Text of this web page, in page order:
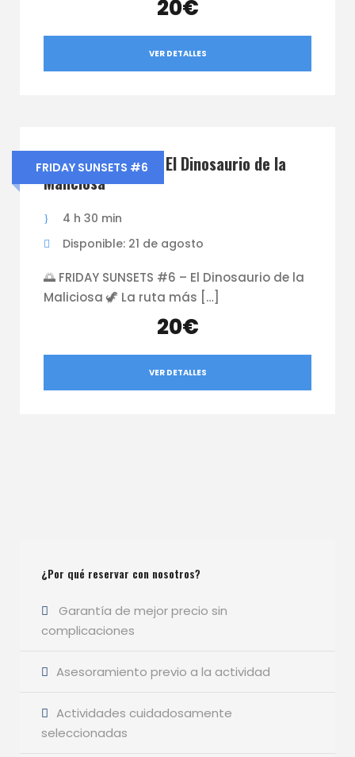
20€
VER DETALLES
FRIDAY SUNSETS #6
Friday Sunsets #6 El Dinosaurio de la
Maliciosa
4 h 30 min
Disponible: 21 de agosto
🌅 FRIDAY SUNSETS #6 – El Dinosaurio de la
Maliciosa 🦖 La ruta más […]
20€
VER DETALLES
¿Por qué reservar con nosotros?
Garantía de mejor precio sin
complicaciones
Asesoramiento previo a la actividad
Actividades cuidadosamente
seleccionadas